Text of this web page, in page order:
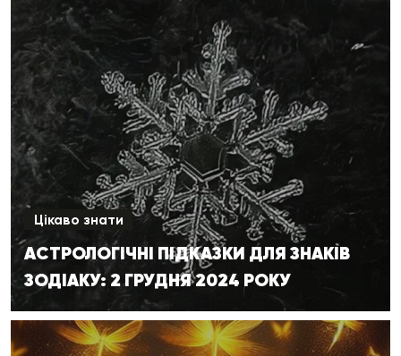
Цікаво знати
АСТРОЛОГІЧНІ ПІДКАЗКИ ДЛЯ ЗНАКІВ
ЗОДІАКУ: 2 ГРУДНЯ 2024 РОКУ